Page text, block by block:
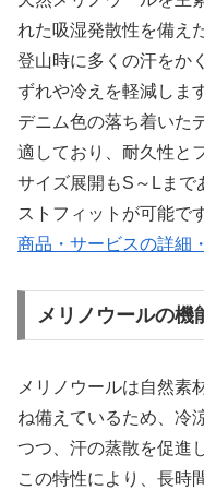
れた吸湿発散性を備え
登山時に多くの汗をか
ずれや冷えを軽減します
デニム色の落ち着いた
適しており、耐久性と
サイズ展開もS～Lまで
ストフィットが可能で
商品・サービスの詳細
メリノウールの機
メリノウールは自然素
ね備えているため、冷
つつ、汗の蒸散を促進
この特性により、長時